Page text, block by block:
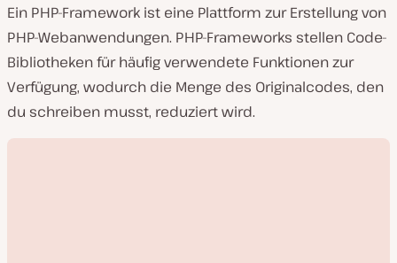
Ein PHP-Framework ist eine Plattform zur Erstellung von
PHP-Webanwendungen. PHP-Frameworks stellen Code-
Bibliotheken für häufig verwendete Funktionen zur
Verfügung, wodurch die Menge des Originalcodes, den
du schreiben musst, reduziert wird.